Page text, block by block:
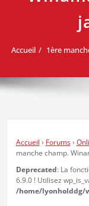
Accueil 1ère
Accueil › Forums ›
manche champ.
Deprecated: La
6.9.0 ! Utilisez
/home/lyonholddg/